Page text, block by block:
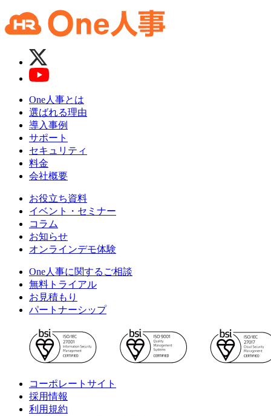
One人事とは
選ばれる理由
導入事例
サポート
セキュリティ
料金
会社概要
お役立ち資料
イベント・セミナー
コラム
お知らせ
オンラインデモ体験
One人事に関するご相談
無料トライアル
お見積もり
パートナーシップ
コーポレートサイト
採用情報
利用規約